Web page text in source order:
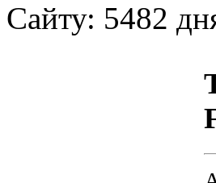
Сайту: 5482